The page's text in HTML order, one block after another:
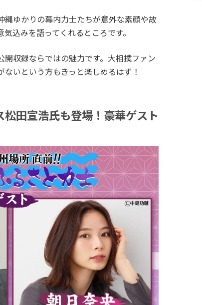
縄ゆかりの幕内力士たちが意外な素顔や故
込みを語ってくれるところです。
収録ならではの魅力です。大相撲ファン
いという方もきっと楽しめるはず！
田宣浩氏も登場！豪華ゲスト